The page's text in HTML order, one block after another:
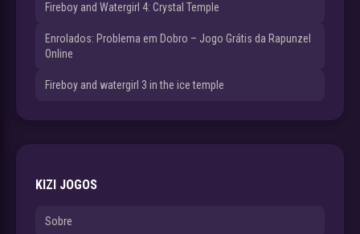
Fireboy and Watergirl 4: Crystal Temple
Enrolados: Problema em Dobro – Jogo Grátis da Rapunzel
Online
Fireboy and watergirl 3 in the ice temple
KIZI JOGOS
Sobre